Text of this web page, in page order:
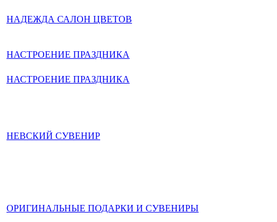
НАДЕЖДА САЛОН ЦВЕТОВ
НАСТРОЕНИЕ ПРАЗДНИКА
НАСТРОЕНИЕ ПРАЗДНИКА
НЕВСКИЙ СУВЕНИР
ОРИГИНАЛЬНЫЕ ПОДАРКИ И СУВЕНИРЫ